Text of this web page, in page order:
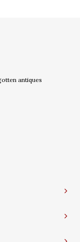
antiques